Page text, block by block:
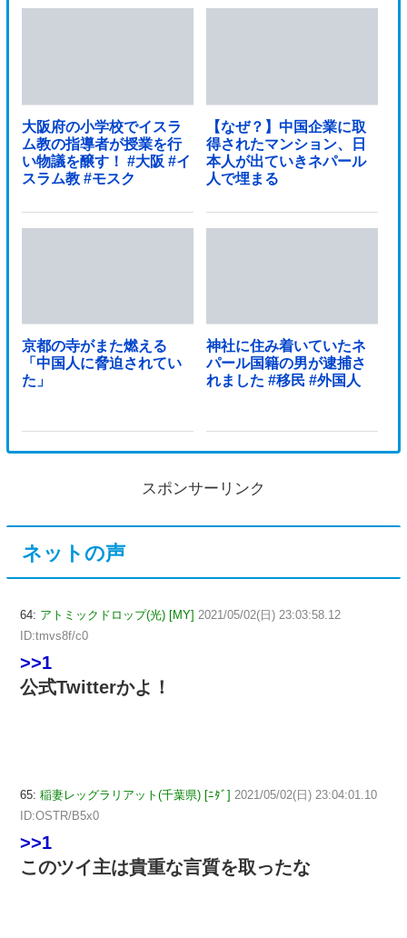
大阪府の小学校でイスラ
ム教の指導者が授業を行
い物議を醸す！ #大阪 #イ
スラム教 #モスク
【なぜ？】中国企業に取
得されたマンション、日
本人が出ていきネパール
人で埋まる
京都の寺がまた燃える
「中国人に脅迫されてい
た」
神社に住み着いていたネ
パール国籍の男が逮捕さ
れました #移民 #外国人
スポンサーリンク
ネットの声
64: アトミックドロップ(光) [MY] 2021/05/02(日) 23:03:58.12
ID:tmvs8f/c0
>>1
公式Twitterかよ！
65: 稲妻レッグラリアット(千葉県) [ﾆﾀﾞ] 2021/05/02(日) 23:04:01.10
ID:OSTR/B5x0
>>1
このツイ主は貴重な言質を取ったな